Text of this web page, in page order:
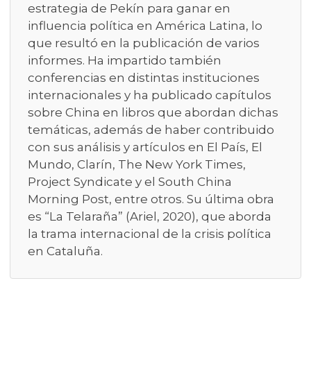
estrategia de Pekín para ganar en
influencia política en América Latina, lo
que resultó en la publicación de varios
informes. Ha impartido también
conferencias en distintas instituciones
internacionales y ha publicado capítulos
sobre China en libros que abordan dichas
temáticas, además de haber contribuido
con sus análisis y artículos en El País, El
Mundo, Clarín, The New York Times,
Project Syndicate y el South China
Morning Post, entre otros. Su última obra
es “La Telaraña” (Ariel, 2020), que aborda
la trama internacional de la crisis política
en Cataluña.